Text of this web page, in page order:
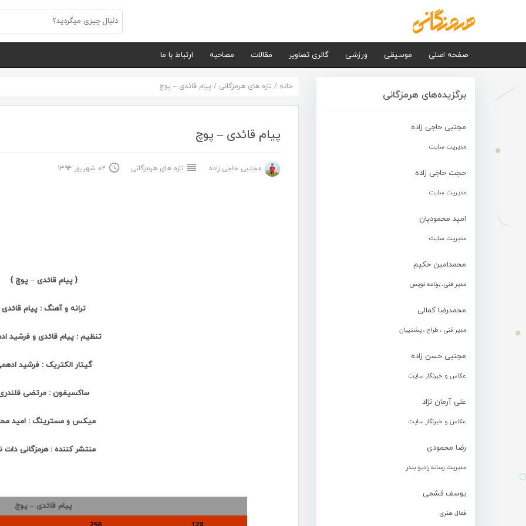
صفحه اصلی موسیقی ورزشی گالری تصاویر مقالات مصاحبه ارتباط با ما
برگزیده‌های هرمزگانی
مجتبی حاجی زاده
مدیریت سایت
حجت حاجی زاده
مدیریت سایت
امید محمودیان
مدیریت سایت
محمدامین حکیم
مدیر فنی، برنامه نویس
محمدرضا کمالی
مدیر فنی ، طراح ، پشتیبان
مجتبی حسن زاده
عکاس و خبرنگار سایت
علی آرمان نژاد
عکاس و خبرنگار سایت
رضا محمودی
مدیریت رسانه رادیو بندر
یوسف قشمی
فعال هنری
خانه / تازه های هرمزگانی / پیام قائدی – پوچ
پیام قائدی – پوچ
مجتبی حاجی زاده تازه های هرمزگانی ۰۲ شهریور ۱۳۹۴
{ پیام قائدی – پوچ }
ترانه و آهنگ : پیام قائدی
تنظیم : پیام قائدی و فرشید
گیتار الکتریک : فرشید
ساکسیفون : مرتضی
میکس و مسترینگ : امید
منتشر کننده : هرمزگانی
پیام قائدی – پوچ